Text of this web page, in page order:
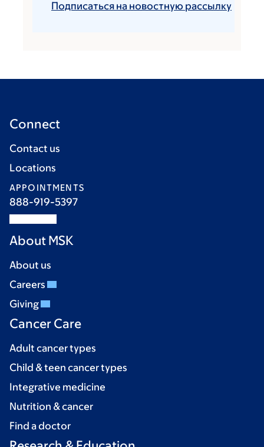
Подписаться на новостную рассылку
Connect
Contact us
Locations
APPOINTMENTS
888-919-5397
About MSK
About us
Careers
Giving
Cancer Care
Adult cancer types
Child & teen cancer types
Integrative medicine
Nutrition & cancer
Find a doctor